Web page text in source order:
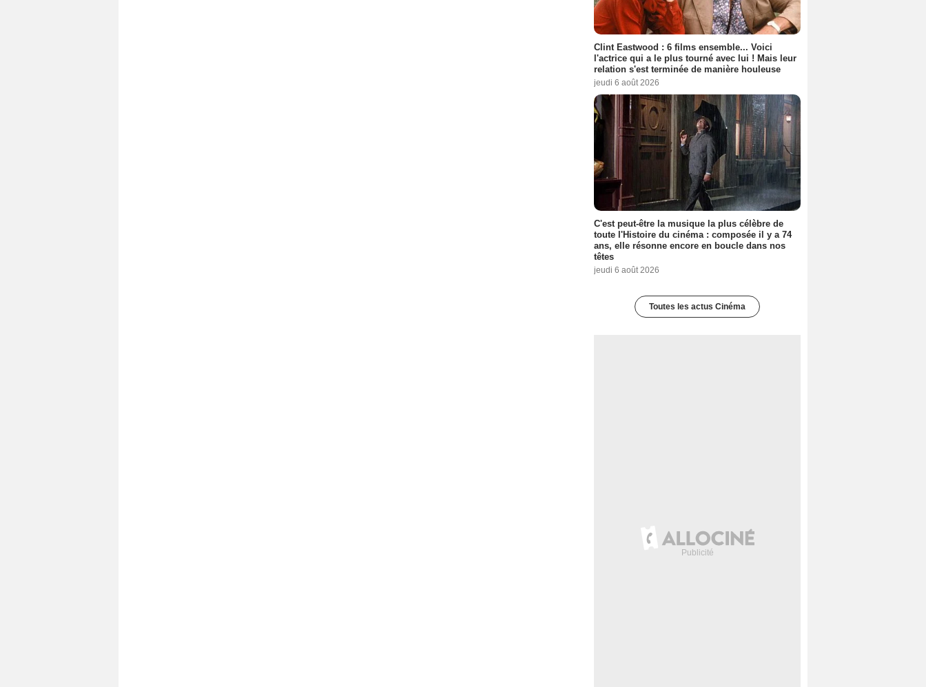
Clint Eastwood : 6 films ensemble... Voici
l'actrice qui a le plus tourné avec lui ! Mais leur
relation s'est terminée de manière houleuse
jeudi 6 août 2026
C'est peut-être la musique la plus célèbre de
toute l'Histoire du cinéma : composée il y a 74
ans, elle résonne encore en boucle dans nos
têtes
jeudi 6 août 2026
Toutes les actus Cinéma